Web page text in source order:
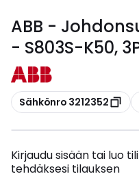
ABB -
- S803S-K50,
Kopioi
Sähkönro 3212352
Kirjaudu sisään tai luo
tehdäksesi tilauksen